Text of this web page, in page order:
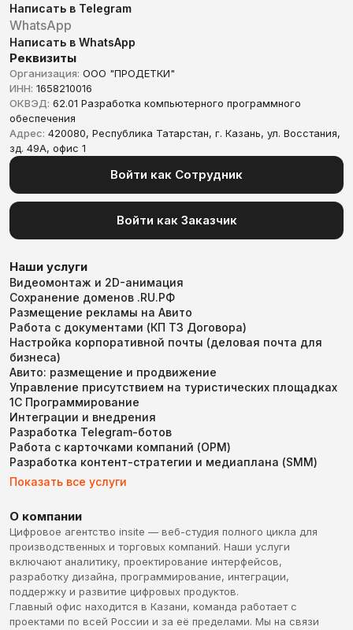
Написать в Telegram
WhatsApp
Написать в WhatsApp
Реквизиты
Организация: ООО "ПРОДЕТКИ"
ИНН: 1658210016
ОКВЭД: 62.01 Разработка компьютерного программного
обеспечения
Адрес: 420080, Республика Татарстан, г. Казань, ул. Восстания,
зд. 49А, офис 1
Войти как Сотрудник
Войти как Заказчик
Наши услуги
Видеомонтаж и 2D-анимация
Сохранение доменов .RU.РФ
Размещение рекламы на Авито
Работа с документами (КП ТЗ Договора)
Настройка корпоративной почты (деловая почта для
бизнеса)
Авито: размещение и продвижение
Управление присутствием на туристических площадках
1С Программирование
Интеграции и внедрения
Разработка Telegram-ботов
Работа с карточками компаний (ОРМ)
Разработка контент-стратегии и медиаплана (SMM)
Показать все услуги
О компании
Цифровое агентство insite — веб-студия полного цикла для
производственных и торговых компаний. Наши услуги
включают аналитику, проектирование интерфейсов,
разработку дизайна, программирование, интеграции,
поддержку и развитие цифровых продуктов.
Главный офис находится в Казани, команда работает с
проектами по всей России и за её пределами. Мы на связи